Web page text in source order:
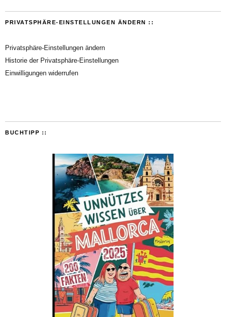
PRIVATSPHÄRE-EINSTELLUNGEN ÄNDERN ::
Privatsphäre-Einstellungen ändern
Historie der Privatsphäre-Einstellungen
Einwilligungen widerrufen
BUCHTIPP ::